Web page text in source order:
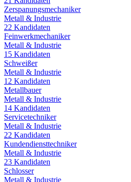
Zerspanungsmechaniker
Metall & Industrie
22 Kandidaten
Feinwerkmechaniker
Metall & Industrie
15 Kandidaten
Schweißer
Metall & Industrie
12 Kandidaten
Metallbauer
Metall & Industrie
14 Kandidaten
Servicetechniker
Metall & Industrie
22 Kandidaten
Kundendiensttechniker
Metall & Industrie
23 Kandidaten
Schlosser
Metall & Industrie